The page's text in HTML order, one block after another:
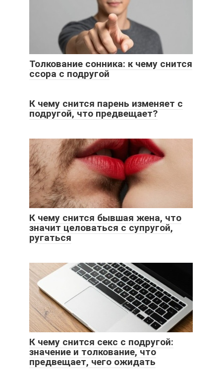
Толкование сонника: к чему снится
ссора с подругой
К чему снится парень изменяет с
подругой, что предвещает?
К чему снится бывшая жена, что
значит целоваться с супругой,
ругаться
К чему снится секс с подругой:
значение и толкование, что
предвещает, чего ожидать